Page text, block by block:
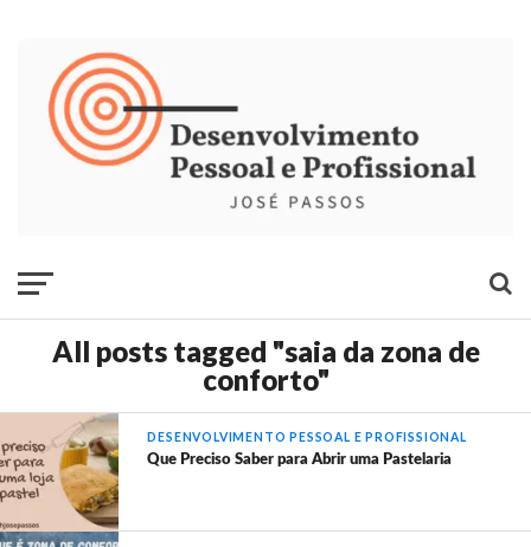
All posts tagged "saia da zona de
conforto"
DESENVOLVIMENTO PESSOAL E PROFISSIONAL
Que Preciso Saber para Abrir uma Pastelaria